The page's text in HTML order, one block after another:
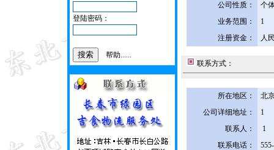
登陆密码：
帮助......
公司性质：
个
业务范围：
1
注册资金：
人
联系方式：
所在地区：
北
公司详细地址：
1
联系人：
1
联系电话：